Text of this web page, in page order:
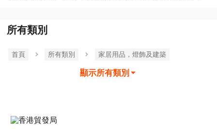
所有類別
首頁 所有類別 家居用品，燈飾及建築
顯示所有類別